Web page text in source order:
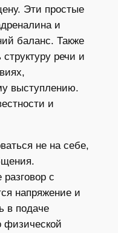
Эти простые
и
баланс. Также
речи и
выступлению.
и
не на себе,
с
напряжение и
в подаче
физической